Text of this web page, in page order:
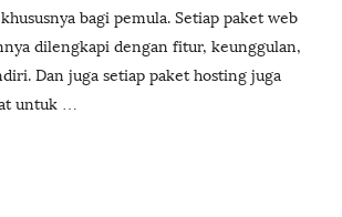
bagi pemula. Setiap paket web
dilengkapi dengan fitur, keunggulan,
Dan juga setiap paket hosting juga
untuk …